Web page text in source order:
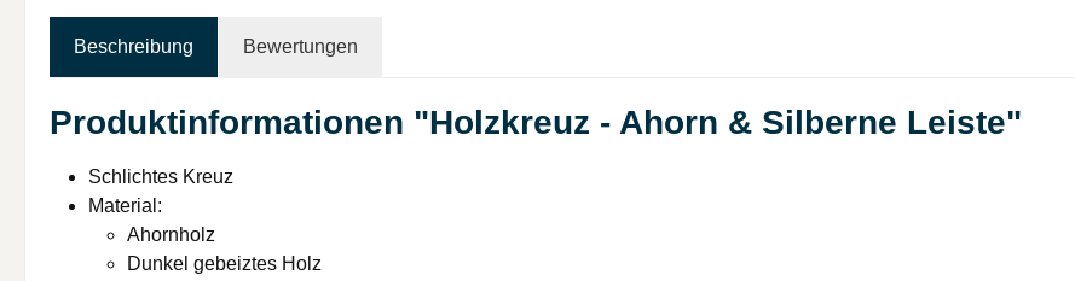
Beschreibung Bewertungen
Produktinformationen "Holzkreuz - Ahorn & Silberne Leiste"
Schlichtes Kreuz
Material:
Ahornholz
Dunkel gebeiztes Holz